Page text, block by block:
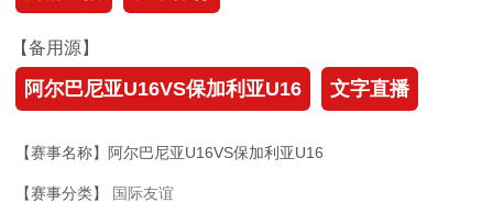
【备用源】
阿尔巴尼亚U16VS保加利亚U16 文字直播
【赛事名称】阿尔巴尼亚U16VS保加利亚U16
【赛事分类】 国际友谊